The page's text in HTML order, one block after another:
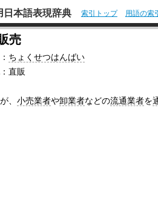
日本語表現辞典 索引トップ 用語の索引
売
ちょくせつはんばい
直販
が、 小売業者や卸業者などの流通業者を